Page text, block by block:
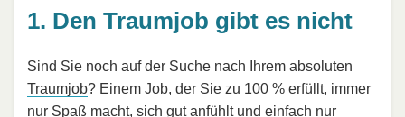
1. Den Traumjob gibt es nicht
Sind Sie noch auf der Suche nach Ihrem absoluten
Traumjob? Einem Job, der Sie zu 100 % erfüllt, immer
nur Spaß macht, sich gut anfühlt und einfach nur